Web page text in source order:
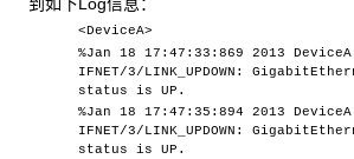
<DeviceA>
%Jan 18 17:47:33:869 2013 DeviceA
IFNET/3/LINK_UPDOWN:
status is UP.
%Jan 18 17:47:35:894 2013 DeviceA
IFNET/3/LINK_UPDOWN:
status is UP.